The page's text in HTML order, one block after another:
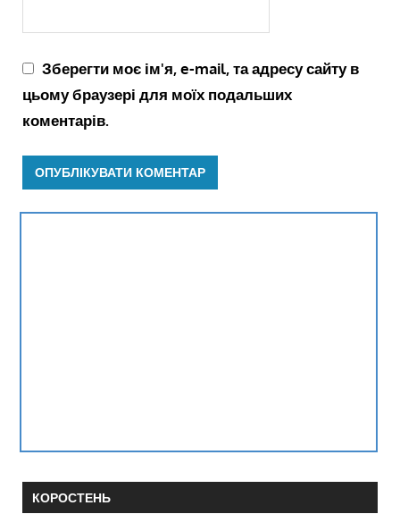
Зберегти моє ім'я, e-mail, та адресу сайту в
цьому браузері для моїх подальших
коментарів.
КОРОСТЕНЬ